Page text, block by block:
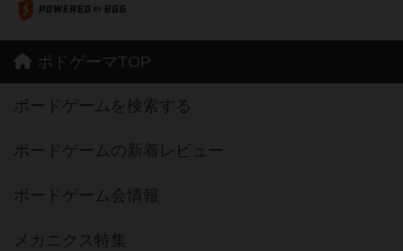
ボドゲーマTOP
ボードゲームを検索する
ボードゲームの新着レビュー
ボードゲーム会情報
メカニクス特集